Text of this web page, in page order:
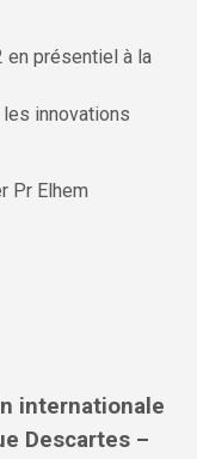
en présentiel à la
les innovations
Pr Elhem
internationale
Descartes –